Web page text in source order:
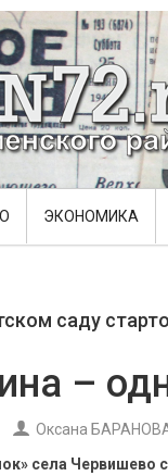
ЭКОНОМИКА
саду
–
Оксана
села Червишево